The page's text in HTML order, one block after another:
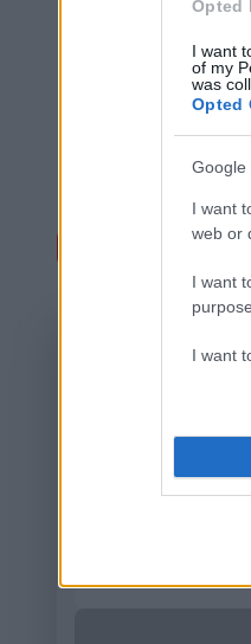
Opted
I want
of my
was
Opted
Google
I want
web or
I want
I want